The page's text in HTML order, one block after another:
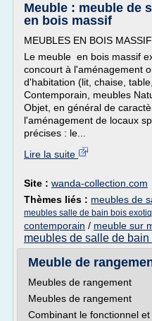
Meuble : meuble de
en bois massif
MEUBLES EN BOIS
Le meuble en bois massif
concourt à l'aménagement
d'habitation (lit, chaise,
Contemporain, meubles
Objet, en général de
l'aménagement de locaux
précises : le...
Lire la suite
Site : wanda-collection.com
Thèmes liés : meubles de
meubles salle de bain bois
contemporain / meuble sur
meubles de salle de bain
Meuble de
Meubles de rangement
Meubles de rangement
Combinant le fonctionnel